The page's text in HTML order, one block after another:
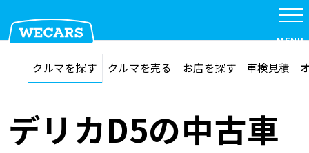
在庫検索 サイト内検索
MENU
クルマを探す
クルマを探す クルマを売る お店を探す 車検見積
デリカD5の中古車